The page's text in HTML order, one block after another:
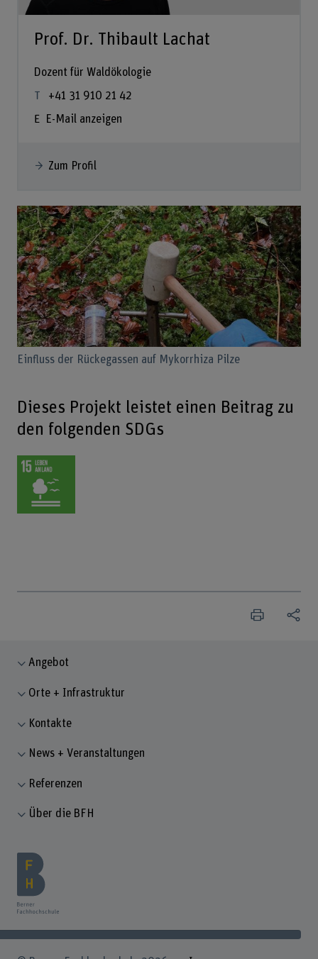
Prof. Dr. Thibault Lachat
Dozent für Waldökologie
+41 31 910 21 42
E-Mail anzeigen
Zum Profil
Einfluss der Rückegassen auf Mykorrhiza Pilze
Dieses Projekt leistet einen Beitrag zu
den folgenden SDGs
Angebot
Orte + Infrastruktur
Kontakte
News + Veranstaltungen
Referenzen
Über die BFH